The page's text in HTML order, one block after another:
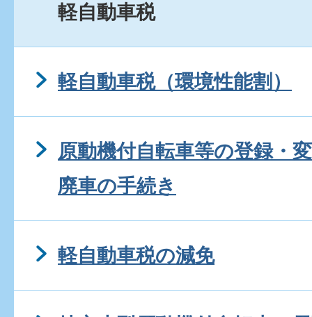
軽自動車税
軽自動車税（環境性能割）
原動機付自転車等の登録・
廃車の手続き
軽自動車税の減免